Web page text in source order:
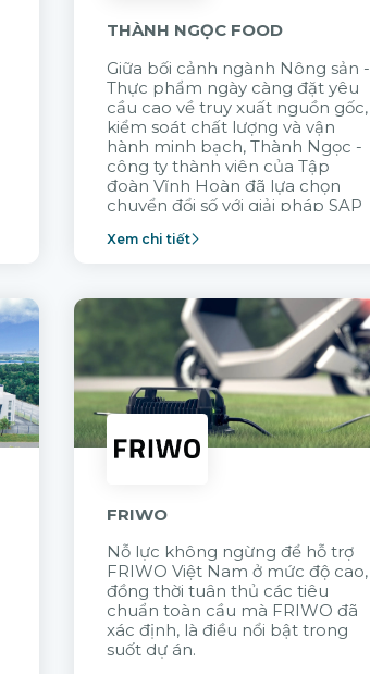
THÀNH NGỌC FOOD
Giữa bối cảnh ngành Nông sản -
Thực phẩm ngày càng đặt yêu
cầu cao về truy xuất nguồn gốc,
kiểm soát chất lượng và vận
hành minh bạch, Thành Ngọc -
công ty thành viên của Tập
đoàn Vĩnh Hoàn đã lựa chọn
chuyển đổi số với giải pháp SAP
năng lực vận hành bền vững.
Xem chi tiết
FRIWO
Nỗ lực không ngừng để hỗ trợ
FRIWO Việt Nam ở mức độ cao,
đồng thời tuân thủ các tiêu
chuẩn toàn cầu mà FRIWO đã
xác định, là điều nổi bật trong
suốt dự án.